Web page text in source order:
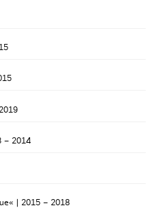
– 2014
| 2015 – 2018